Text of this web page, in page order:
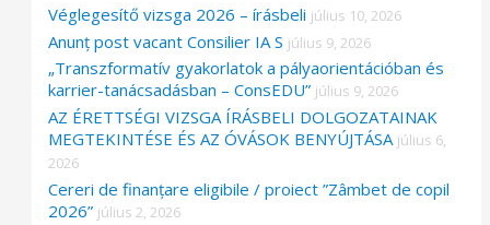
Véglegesítő vizsga 2026 – írásbeli július 10, 2026
Anunț post vacant Consilier IA S július 9, 2026
„Transzformatív gyakorlatok a pályaorientációban és
karrier-tanácsadásban – ConsEDU” július 9, 2026
AZ ÉRETTSÉGI VIZSGA ÍRÁSBELI DOLGOZATAINAK
MEGTEKINTÉSE ÉS AZ ÓVÁSOK BENYÚJTÁSA július 6,
2026
Cereri de finanțare eligibile / proiect ”Zâmbet de copil
2026” július 2, 2026